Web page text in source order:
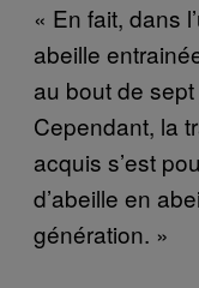
« En fait, dans
abeille
au bout de
Cependant, la
acquis s’est
d’abeille en
génération. »